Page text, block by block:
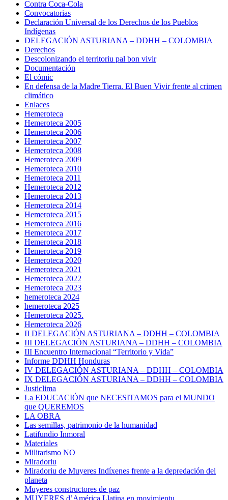
Contra Coca-Cola
Convocatorias
Declaración Universal de los Derechos de los Pueblos
Indígenas
DELEGACIÓN ASTURIANA – DDHH – COLOMBIA
Derechos
Descolonizando el territoriu pal bon vivir
Documentación
El cómic
En defensa de la Madre Tierra. El Buen Vivir frente al crimen
climático
Enlaces
Hemeroteca
Hemeroteca 2005
Hemeroteca 2006
Hemeroteca 2007
Hemeroteca 2008
Hemeroteca 2009
Hemeroteca 2010
Hemeroteca 2011
Hemeroteca 2012
Hemeroteca 2013
Hemeroteca 2014
Hemeroteca 2015
Hemeroteca 2016
Hemeroteca 2017
Hemeroteca 2018
Hemeroteca 2019
Hemeroteca 2020
Hemeroteca 2021
Hemeroteca 2022
Hemeroteca 2023
hemeroteca 2024
hemeroteca 2025
Hemeroteca 2025.
Hemeroteca 2026
II DELEGACIÓN ASTURIANA – DDHH – COLOMBIA
III DELEGACIÓN ASTURIANA – DDHH – COLOMBIA
III Encuentro Internacional “Territorio y Vida”
Informe DDHH Honduras
IV DELEGACIÓN ASTURIANA – DDHH – COLOMBIA
IX DELEGACIÓN ASTURIANA – DDHH – COLOMBIA
Justiclima
La EDUCACIÓN que NECESITAMOS para el MUNDO
que QUEREMOS
LA OBRA
Las semillas, patrimonio de la humanidad
Latifundio Inmoral
Materiales
Militarismo NO
Miradoriu
Miradoriu de Muyeres Indíxenes frente a la depredación del
planeta
Muyeres constructores de paz
MUYERES d’América Llatina en movimientu